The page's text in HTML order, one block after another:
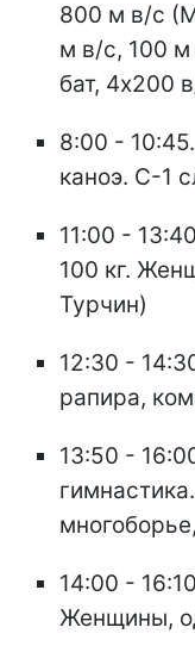
800 м в/с
м в/с, 100
бат, 4х200
8:00 -
каноэ. С-1
11:00 -
100 кг.
Турчин)
12:30 -
рапира,
13:50 -
14:00 -
Женщины,